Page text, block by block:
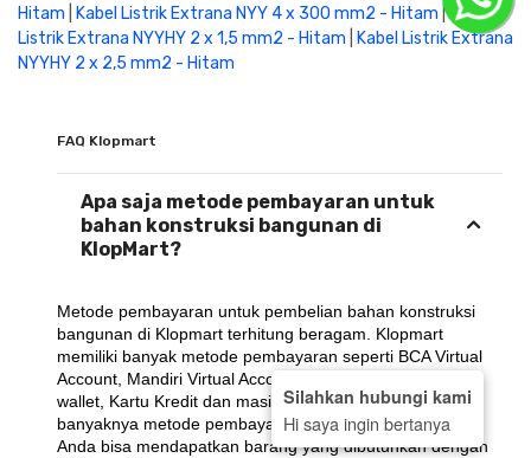
Hitam
Kabel Listrik Extrana NYY 4 x 300 mm2 - Hitam | Kabel
Listrik Extrana NYYHY 2 x 1,5 mm2 - Hitam
Kabel Listrik Extrana
NYYHY 2 x 2,5 mm2 - Hitam
FAQ Klopmart
Apa saja metode pembayaran untuk
bahan konstruksi bangunan di
KlopMart?
Metode pembayaran untuk pembelian bahan konstruksi
bangunan di Klopmart terhitung beragam. Klopmart
memiliki banyak metode pembayaran seperti BCA Virtual
Account, Mandiri Virtual Account, BRI Virtual Account, E-
wallet, Kartu Kredit dan masih banyak lagi.. Dengan
banyaknya metode pembayaran yang ada di KlopMart,
Anda bisa mendapatkan barang yang dibutuhkan dengan
Silahkan hubungi kami
Hi saya ingin bertanya